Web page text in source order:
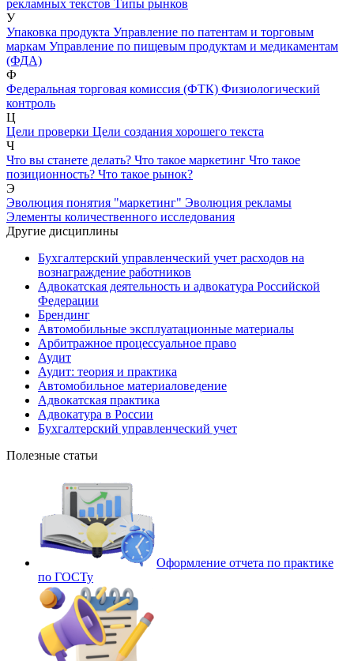
рекламных текстов Типы рынков
У
Упаковка продукта Управление по патентам и торговым
маркам Управление по пищевым продуктам и медикаментам
(ФДА)
Ф
Федеральная торговая комиссия (ФТК) Физиологический
контроль
Ц
Цели проверки Цели создания хорошего текста
Ч
Что вы станете делать? Что такое маркетинг Что такое
позиционность? Что такое рынок?
Э
Эволюция понятия "маркетинг" Эволюция рекламы
Элементы количественного исследования
Другие дисциплины
Бухгалтерский управленческий учет расходов на
вознаграждение работников
Адвокатская деятельность и адвокатура Российской
Федерации
Брендинг
Автомобильные эксплуатационные материалы
Арбитражное процессуальное право
Аудит
Аудит: теория и практика
Автомобильное материаловедение
Адвокатская практика
Адвокатура в России
Бухгалтерский управленческий учет
Полезные статьи
Оформление отчета по практике
по ГОСТу